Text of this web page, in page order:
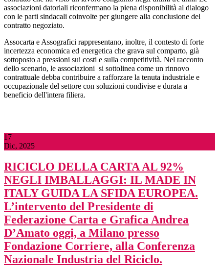
associazioni datoriali riconfermano la piena disponibilità al dialogo
con le parti sindacali coinvolte per giungere alla conclusione del
contratto negoziato.
Assocarta e Assografici rappresentano, inoltre, il contesto di forte
incertezza economica ed energetica che grava sul comparto, già
sottoposto a pressioni sui costi e sulla competitività. Nel racconto
dello scenario, le associazioni si sottolinea come un rinnovo
contrattuale debba contribuire a rafforzare la tenuta industriale e
occupazionale del settore con soluzioni condivise e durata a
beneficio dell'intera filiera.
17
Dic, 2025
RICICLO DELLA CARTA AL 92%
NEGLI IMBALLAGGI: IL MADE IN
ITALY GUIDA LA SFIDA EUROPEA.
L’intervento del Presidente di
Federazione Carta e Grafica Andrea
D’Amato oggi, a Milano presso
Fondazione Corriere, alla Conferenza
Nazionale Industria del Riciclo.